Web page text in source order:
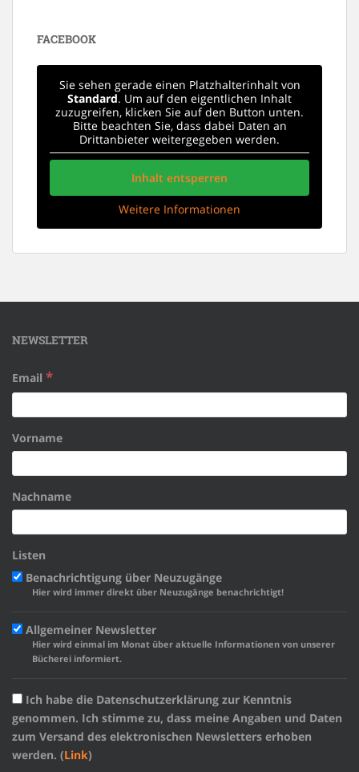
FACEBOOK
Sie sehen gerade einen Platzhalterinhalt von
Standard. Um auf den eigentlichen Inhalt
zuzugreifen, klicken Sie auf den Button unten.
Bitte beachten Sie, dass dabei Daten an
Drittanbieter weitergegeben werden.
Inhalt entsperren
Weitere Informationen
NEWSLETTER
Email *
Vorname
Nachname
Listen
Benachrichtigung über Neuzugänge
Hier wird immer direkt über Neuzugänge benachrichtigt!
Allgemeiner Newsletter
Hier wird einmal im Monat über aktuelle Informationen von unserer
Bücherei informiert.
Ich habe die Datenschutzerklärung zur Kenntnis
genommen. Ich stimme zu, dass meine Angaben und Daten
zum Versand des elektronischen Newsletters erhoben
werden. (Link)